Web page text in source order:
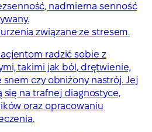
nadmierna senność
związane ze stresem.
radzić sobie z
takimi jak ból, drętwienie,
snem czy obniżony nastrój. Jej
na trafnej diagnostyce,
oraz opracowaniu